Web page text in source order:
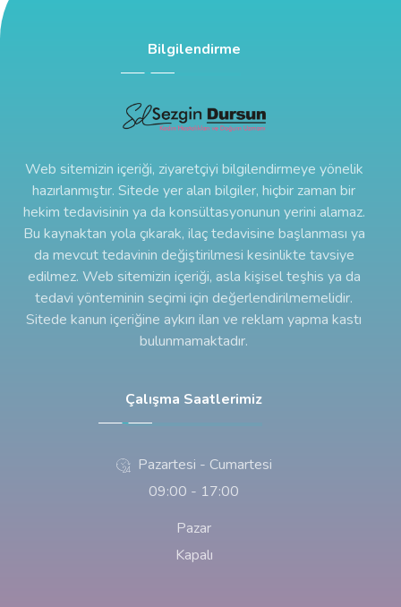
Bilgilendirme
Web sitemizin içeriği, ziyaretçiyi bilgilendirmeye yönelik
hazırlanmıştır. Sitede yer alan bilgiler, hiçbir zaman bir
hekim tedavisinin ya da konsültasyonunun yerini alamaz.
Bu kaynaktan yola çıkarak, ilaç tedavisine başlanması ya
da mevcut tedavinin değiştirilmesi kesinlikte tavsiye
edilmez. Web sitemizin içeriği, asla kişisel teşhis ya da
tedavi yönteminin seçimi için değerlendirilmemelidir.
Sitede kanun içeriğine aykırı ilan ve reklam yapma kastı
bulunmamaktadır.
Çalışma Saatlerimiz
Pazartesi - Cumartesi
09:00 - 17:00
Pazar
Kapalı